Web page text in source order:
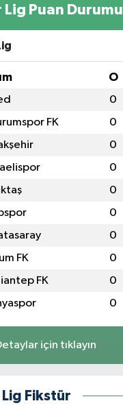
Lig Puan Durumu
O
0
FK 0
0
0
0
0
0
FK 0
FK 0
0
için tıklayın
Fikstür